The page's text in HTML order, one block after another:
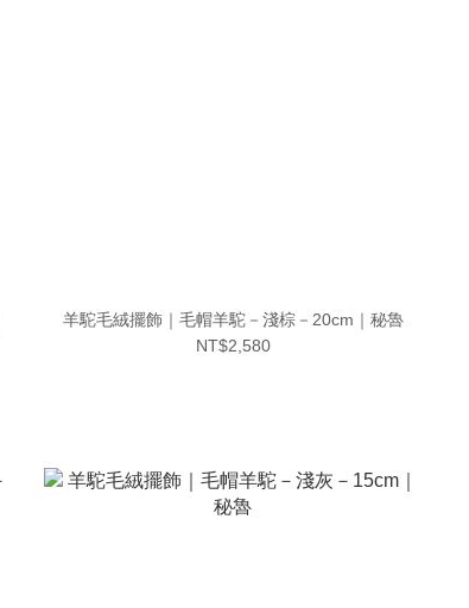
羊駝毛絨擺飾｜毛帽羊駝－淺棕－20cm｜秘魯
NT$2,580